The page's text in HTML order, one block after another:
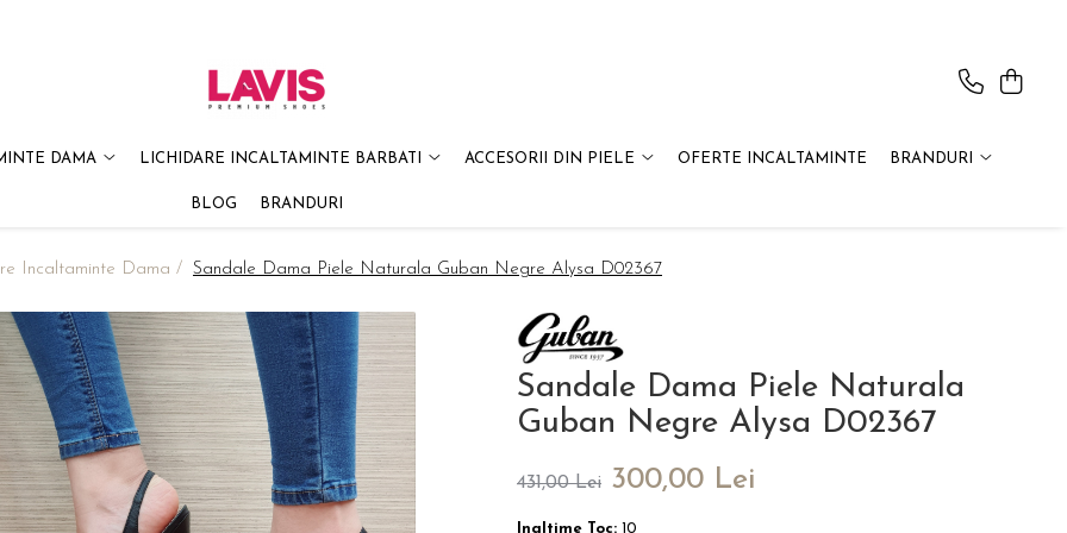
DAMA LICHIDARE INCALTAMINTE BARBATI ACCESORII DIN PIELE OFERTE INCALTAMINTE BRANDURI
BLOG BRANDURI
Incaltaminte Dama / Sandale Dama Piele Naturala Guban Negre Alysa D02367
Sandale Dama Piele Naturala
Guban Negre Alysa D02367
431,00 Lei 300,00 Lei
Inaltime Toc: 10